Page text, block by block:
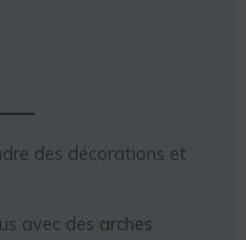
des décorations et
avec des arches